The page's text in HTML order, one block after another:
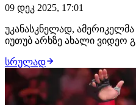
09 დეკ 2025, 17:01
უკანასკნელად,
იუთუბ არხზე ახალი ვიდეო
დვალიშვილის ბოლო
კარიერა განიხილეს.
დასაფასებელია. მას
სიარული შეეძ…
სრულად